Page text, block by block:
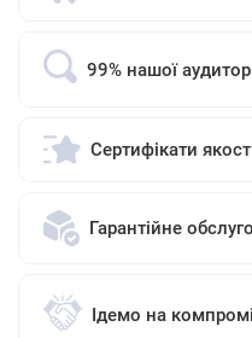
99% нашої
Сертифікати
Гарантійне
Ідемо на